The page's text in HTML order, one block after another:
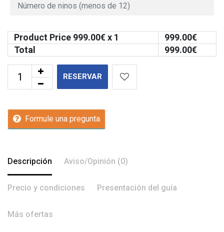
Product Price 999.00€ x 1 999.00€
Total
999.00€
RESERVAR
Formule una pregunta
Descripción Aviso/Opinión (0)
Precio y condiciones Presentación del guía
Más ofertas